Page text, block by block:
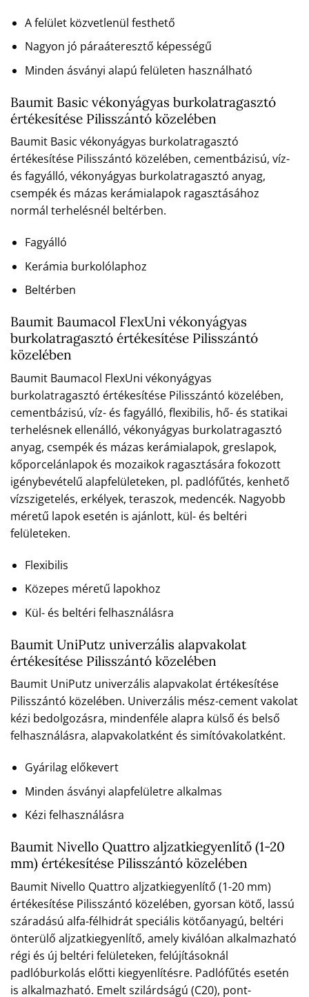
A felület közvetlenül festhető
Nagyon jó páraáteresztő képességű
Minden ásványi alapú felületen használható
Baumit Basic vékonyágyas burkolatragasztó
értékesítése Pilisszántó közelében
Baumit Basic vékonyágyas burkolatragasztó
értékesítése Pilisszántó közelében, cementbázisú, víz-
és fagyálló, vékonyágyas burkolatragasztó anyag,
csempék és mázas kerámialapok ragasztásához
normál terhelésnél beltérben.
Fagyálló
Kerámia burkolólaphoz
Beltérben
Baumit Baumacol FlexUni vékonyágyas
burkolatragasztó értékesítése Pilisszántó
közelében
Baumit Baumacol FlexUni vékonyágyas
burkolatragasztó értékesítése Pilisszántó közelében,
cementbázisú, víz- és fagyálló, flexibilis, hő- és statikai
terhelésnek ellenálló, vékonyágyas burkolatragasztó
anyag, csempék és mázas kerámialapok, greslapok,
kőporcelánlapok és mozaikok ragasztására fokozott
igénybevételű alapfelületeken, pl. padlófűtés, kenhető
vízszigetelés, erkélyek, teraszok, medencék. Nagyobb
méretű lapok esetén is ajánlott, kül- és beltéri
felületeken.
Flexibilis
Közepes méretű lapokhoz
Kül- és beltéri felhasználásra
Baumit UniPutz univerzális alapvakolat
értékesítése Pilisszántó közelében
Baumit UniPutz univerzális alapvakolat értékesítése
Pilisszántó közelében. Univerzális mész-cement vakolat
kézi bedolgozásra, mindenféle alapra külső és belső
felhasználásra, alapvakolatként és simítóvakolatként.
Gyárilag előkevert
Minden ásványi alapfelületre alkalmas
Kézi felhasználásra
Baumit Nivello Quattro aljzatkiegyenlítő (1-20
mm) értékesítése Pilisszántó közelében
Baumit Nivello Quattro aljzatkiegyenlítő (1-20 mm)
értékesítése Pilisszántó közelében, gyorsan kötő, lassú
száradású alfa-félhidrát speciális kötőanyagú, beltéri
önterülő aljzatkiegyenlítő, amely kiválóan alkalmazható
régi és új beltéri felületeken, felújításoknál
padlóburkolás előtti kiegyenlítésre. Padlófűtés esetén
is alkalmazható. Emelt szilárdságú (C20), pont-